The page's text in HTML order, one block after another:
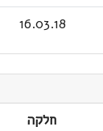
16.03.18
חלקה